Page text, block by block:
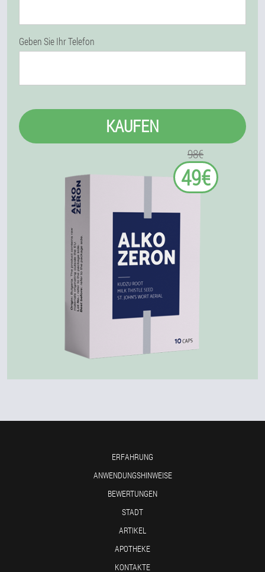
Geben Sie Ihr Telefon
KAUFEN
98€
49€
ERFAHRUNG
ANWENDUNGSHINWEISE
BEWERTUNGEN
STADT
ARTIKEL
APOTHEKE
KONTAKTE